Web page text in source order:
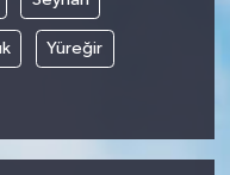
Yüreğir